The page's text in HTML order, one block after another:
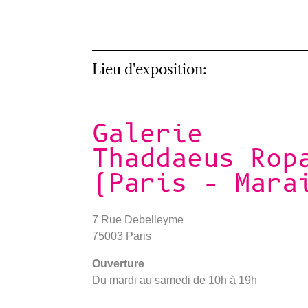
Lieu d'exposition:
Galerie
Thaddaeus
(Paris –
7 Rue Debelleyme
75003 Paris
Ouverture
Du mardi au samedi de 10h à 19h